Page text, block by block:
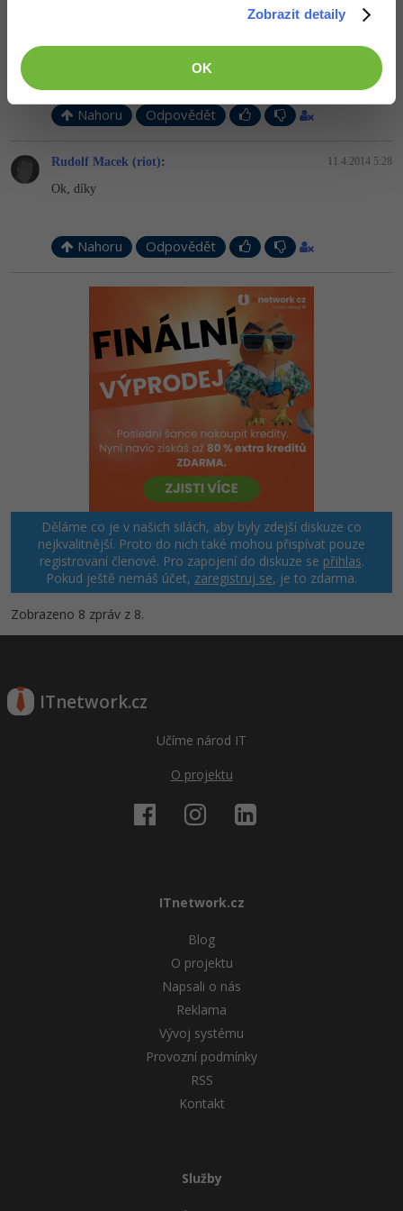
Zobrazit detaily
OK
robil si niekedy s Ubuntom? a s Debianom? mas s nimi dlhodobe
Nahoru Odpovědět
Rudolf Macek (riot): 11.4.2014 5:28
Ok, díky
Nahoru Odpovědět
Děláme co je v našich silách, aby byly zdejší diskuze co
nejkvalitnější. Proto do nich také mohou přispívat pouze
registrovaní členové. Pro zapojení do diskuze se přihlas.
Pokud ještě nemáš účet, zaregistruj se, je to zdarma.
Zobrazeno 8 zpráv z 8.
ITnetwork.cz
Učíme národ IT
O projektu
ITnetwork.cz
Blog
O projektu
Napsali o nás
Reklama
Vývoj systému
Provozní podmínky
RSS
Kontakt
Služby